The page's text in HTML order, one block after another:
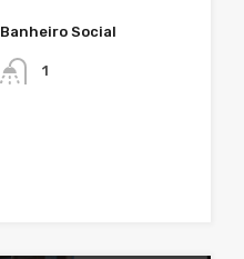
Banheiro Social
1